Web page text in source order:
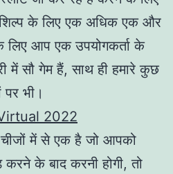
शिल्प के लिए एक अधिक एक और
आप एक उपयोगकर्ता के
में सौ गेम हैं, साथ ही हमारे कुछ
पर भी।
2022
चीजों में से एक है जो आपको
करने के बाद करनी होगी, तो